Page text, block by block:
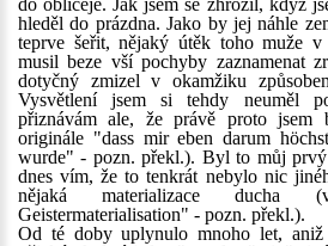
do obličeje. Jak jsem se zhrozil, když
hleděl do prázdna. Jako by jej náhle
teprve šeřit, nějaký útěk toho muže
musil beze vší pochyby zaznamenat
dotyčný zmizel v okamžiku
Vysvětlení jsem si tehdy neuměl
přiznávám ale, že právě proto jsem
originále "dass mir eben darum
wurde" - pozn. překl.). Byl to můj
dnes vím, že to tenkrát nebylo nic
nějaká materializace ducha
Geistermaterialisation" - pozn. překl.).
Od té doby uplynulo mnoho let,